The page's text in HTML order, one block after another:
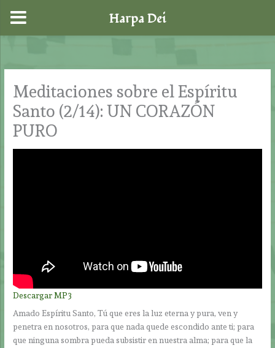
contenido
Meditaciones sobre el Espíritu
Santo (2/14): UN CORAZÓN
PURO
Descargar MP3
Amado Espíritu Santo, Tú que eres la luz eterna y pura, ven y
penetra en nosotros, para que nada quede escondido ante ti; para
que ninguna sombra pueda subsistir en nuestra alma; para que la
Harpa Dei